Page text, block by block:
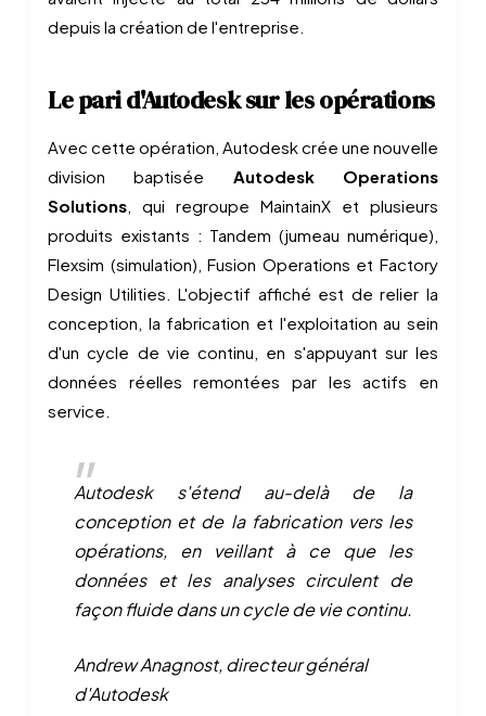
depuis la création de l'entreprise.
Le pari d'Autodesk sur les opérations
Avec cette opération, Autodesk crée une nouvelle
division baptisée Autodesk Operations
Solutions, qui regroupe MaintainX et plusieurs
produits existants : Tandem (jumeau numérique),
Flexsim (simulation), Fusion Operations et Factory
Design Utilities. L'objectif affiché est de relier la
conception, la fabrication et l'exploitation au sein
d'un cycle de vie continu, en s'appuyant sur les
données réelles remontées par les actifs en
service.
Autodesk s'étend au-delà de la
conception et de la fabrication vers les
opérations, en veillant à ce que les
données et les analyses circulent de
façon fluide dans un cycle de vie continu.
Andrew Anagnost, directeur général
d'Autodesk